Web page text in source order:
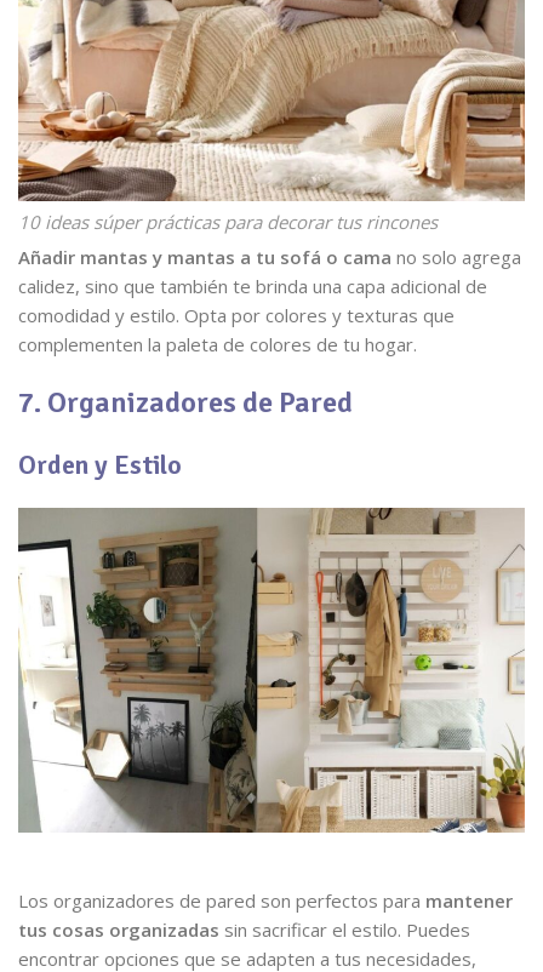
10 ideas súper prácticas para decorar tus rincones
Añadir mantas y mantas a tu sofá o cama no solo agrega
calidez, sino que también te brinda una capa adicional de
comodidad y estilo. Opta por colores y texturas que
complementen la paleta de colores de tu hogar.
7. Organizadores de Pared
Orden y Estilo
Los organizadores de pared son perfectos para mantener
tus cosas organizadas sin sacrificar el estilo. Puedes
encontrar opciones que se adapten a tus necesidades,